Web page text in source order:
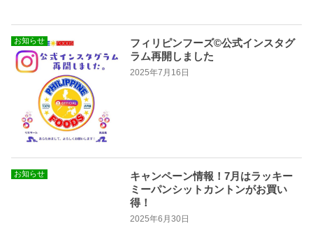
お知らせ
フィリピンフーズ©公式インスタグ
ラム再開しました
2025年7月16日
お知らせ
キャンペーン情報！7月はラッキー
ミーパンシットカントンがお買い
得！
2025年6月30日